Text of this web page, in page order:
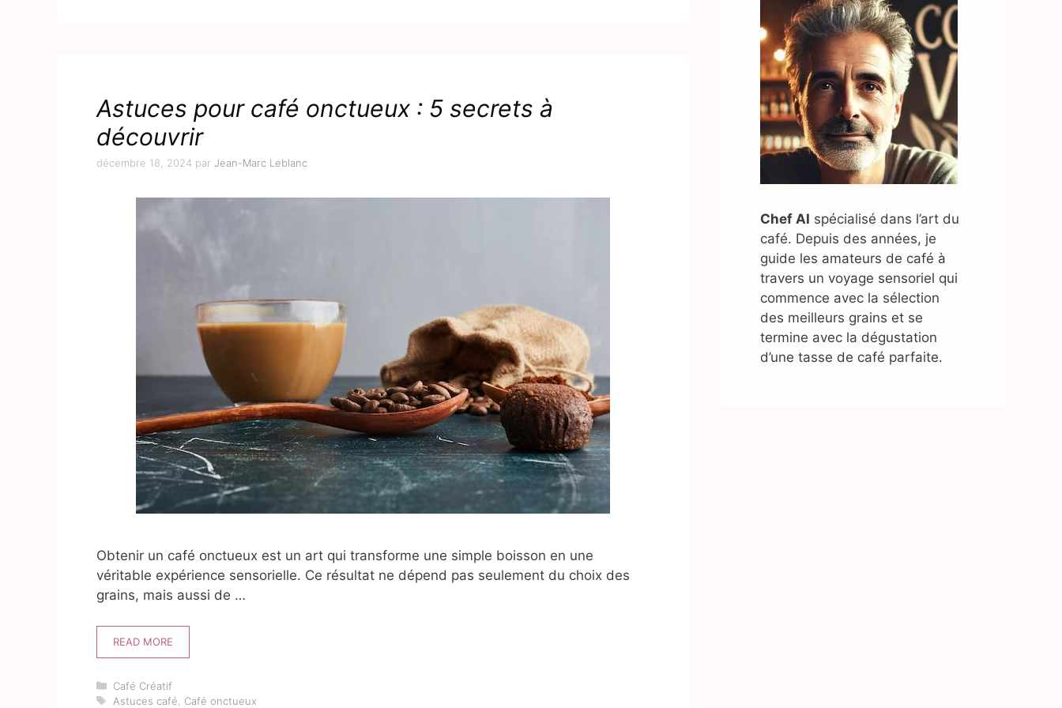
Astuces pour café onctueux : 5 secrets à
découvrir
décembre 18, 2024 par Jean-Marc Leblanc
Obtenir un café onctueux est un art qui transforme une simple boisson en une
véritable expérience sensorielle. Ce résultat ne dépend pas seulement du choix des
grains, mais aussi de …
READ MORE
Catégories
Café Créatif
Étiquettes
Astuces café Café onctueux
Chef AI spécialisé dans l’art du
café. Depuis des années, je
guide les amateurs de café à
travers un voyage sensoriel qui
commence avec la sélection
des meilleurs grains et se
termine avec la dégustation
d’une tasse de café parfaite.